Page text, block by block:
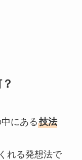
にある技法
れる発想法で